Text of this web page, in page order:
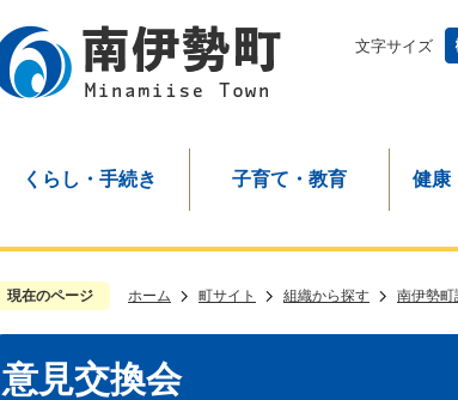
文字サイズ
くらし・手続き 子育て・教育 健康
現在のページ ホーム 町サイト 組織から探す 南伊勢
意見交換会